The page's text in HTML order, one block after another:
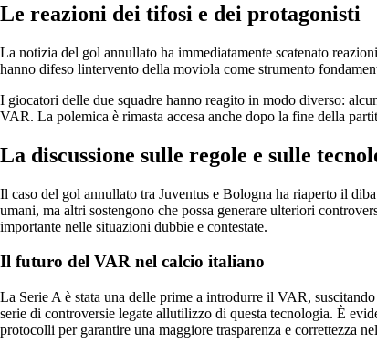
Le reazioni dei tifosi e dei protagonisti
La notizia del gol annullato ha immediatamente scatenato
hanno difeso lintervento della moviola come strumento
I giocatori delle due squadre hanno reagito in modo diverso:
VAR. La polemica è rimasta accesa anche dopo la fine della
La discussione sulle regole e sulle
Il caso del gol annullato tra Juventus e Bologna ha riaperto il
umani, ma altri sostengono che possa generare ulteriori
importante nelle situazioni dubbie e contestate.
Il futuro del VAR nel calcio italiano
La Serie A è stata una delle prime a introdurre il VAR,
serie di controversie legate allutilizzo di questa tecnologia. È
protocolli per garantire una maggiore trasparenza e correttezza